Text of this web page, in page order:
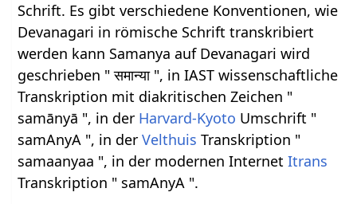
Schrift. Es gibt verschiedene Konventionen, wie
Devanagari in römische Schrift transkribiert
werden kann Samanya auf Devanagari wird
geschrieben " समान्या ", in IAST wissenschaftliche
Transkription mit diakritischen Zeichen "
samānyā ", in der Harvard-Kyoto Umschrift "
samAnyA ", in derVelthuis Transkription "
samaanyaa ", in der modernen InternetItrans
Transkription " samAnyA ".